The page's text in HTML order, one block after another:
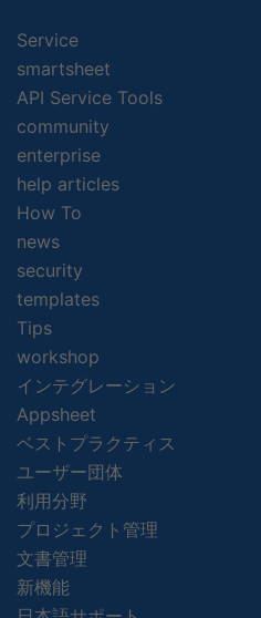
Service
smartsheet
API Service Tools
community
enterprise
help articles
How To
news
security
templates
Tips
workshop
インテグレーション
Appsheet
ベストプラクティス
ユーザー団体
利用分野
プロジェクト管理
文書管理
新機能